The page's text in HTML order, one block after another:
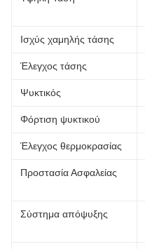
Ισχύς χαμηλής τάσης
Έλεγχος τάσης
Ψυκτικός
Φόρτιση ψυκτικού
Έλεγχος θερμοκρασίας
Προστασία Ασφαλείας
Σύστημα απόψυξης